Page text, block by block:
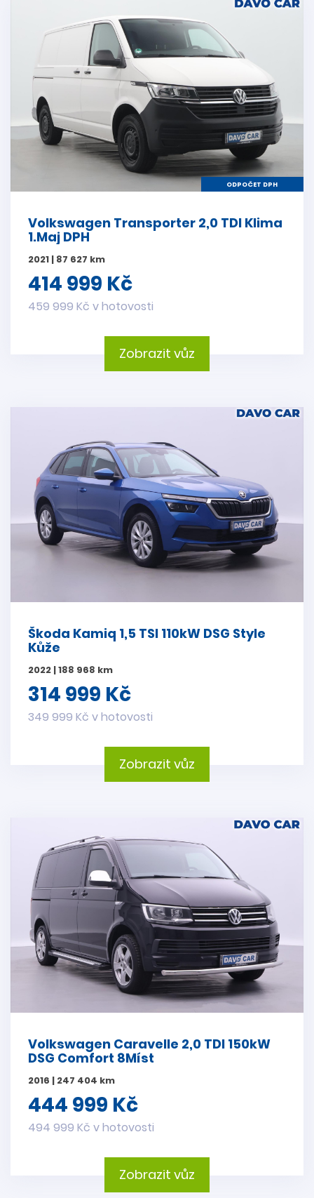
ODPOČET DPH
Volkswagen Transporter 2,0 TDI Klima
1.Maj DPH
2021 | 87 627 km
414 999 Kč
459 999 Kč v hotovosti
Zobrazit vůz
Škoda Kamiq 1,5 TSI 110kW DSG Style
Kůže
2022 | 188 968 km
314 999 Kč
349 999 Kč v hotovosti
Zobrazit vůz
Volkswagen Caravelle 2,0 TDI 150kW
DSG Comfort 8Míst
2016 | 247 404 km
444 999 Kč
494 999 Kč v hotovosti
Zobrazit vůz